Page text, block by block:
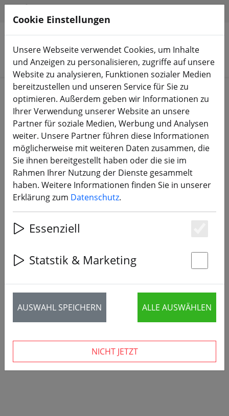
Produkte suchen
Start Bauteile FC, ESC, AIO & Stacks
GEPRC GEP-BL32 50A 96K 3–6S 4in1
ESC
‹ ›
Cookie Einstellungen
Unsere Webseite verwendet Cookies, um Inhalte
und Anzeigen zu personalisieren, zugriffe auf unsere
Website zu analysieren, Funktionen sozialer Medien
bereitzustellen und unseren Service für Sie zu
optimieren. Außerdem geben wir Informationen zu
Ihrer Verwendung unserer Website an unsere
Partner für soziale Medien, Werbung und Analysen
weiter. Unsere Partner führen diese Informationen
möglicherweise mit weiteren Daten zusammen, die
Sie ihnen bereitgestellt haben oder die sie im
Rahmen Ihrer Nutzung der Dienste gesammelt
haben. Weitere Informationen finden Sie in unserer
Erklärung zum Datenschutz.
Essenziell
Statstik & Marketing
AUSWAHL SPEICHERN ALLE AUSWÄHLEN
NICHT JETZT